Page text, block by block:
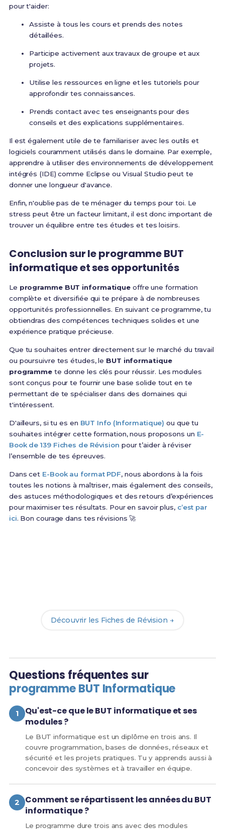
pour t'aider:
Assiste à tous les cours et prends des notes
détaillées.
Participe activement aux travaux de groupe et aux
projets.
Utilise les ressources en ligne et les tutoriels pour
approfondir tes connaissances.
Prends contact avec tes enseignants pour des
conseils et des explications supplémentaires.
Il est également utile de te familiariser avec les outils et
logiciels couramment utilisés dans le domaine. Par exemple,
apprendre à utiliser des environnements de développement
intégrés (IDE) comme Eclipse ou Visual Studio peut te
donner une longueur d'avance.
Enfin, n'oublie pas de te ménager du temps pour toi. Le
stress peut être un facteur limitant, il est donc important de
trouver un équilibre entre tes études et tes loisirs.
Conclusion sur le programme BUT
informatique et ses opportunités
Le programme BUT informatique offre une formation
complète et diversifiée qui te prépare à de nombreuses
opportunités professionnelles. En suivant ce programme, tu
obtiendras des compétences techniques solides et une
expérience pratique précieuse.
Que tu souhaites entrer directement sur le marché du travail
ou poursuivre tes études, le BUT informatique
programme te donne les clés pour réussir. Les modules
sont conçus pour te fournir une base solide tout en te
permettant de te spécialiser dans des domaines qui
t'intéressent.
D'ailleurs, si tu es en BUT Info (Informatique) ou que tu
souhaites intégrer cette formation, nous proposons un E-
Book de 139 Fiches de Révision pour t’aider à réviser
l’ensemble de tes épreuves.
Dans cet E-Book au format PDF, nous abordons à la fois
toutes les notions à maîtriser, mais également des conseils,
des astuces méthodologiques et des retours d’expériences
pour maximiser tes résultats. Pour en savoir plus, c’est par
ici. Bon courage dans tes révisions 🚀
Découvrir les Fiches de Révision →
Questions fréquentes sur
programme BUT Informatique
Qu'est-ce que le BUT informatique et ses
modules ?
Le BUT informatique est un diplôme en trois ans. Il
couvre programmation, bases de données, réseaux et
sécurité et les projets pratiques. Tu y apprends aussi à
concevoir des systèmes et à travailler en équipe.
Comment se répartissent les années du BUT
informatique ?
Le programme dure trois ans avec des modules